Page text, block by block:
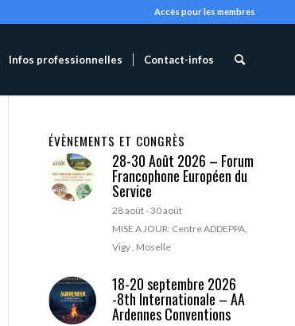
Accès pour les membres
Infos professionnelles Contact-infos
ÉVÈNEMENTS ET CONGRÈS
28-30 Août 2026 – Forum
Francophone Européen du
Service
28 août-30 août
MISE A JOUR: Centre ADDEPPA,
Vigy , Moselle
18-20 septembre 2026
-8th Internationale – AA
Ardennes Conventions